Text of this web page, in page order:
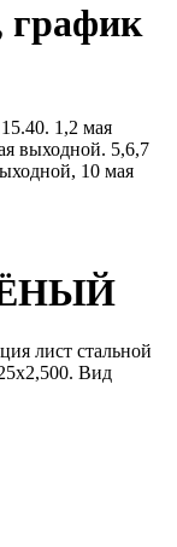
график
1,2 мая
выходной. 5,6,7
10 мая
лист стальной
Вид